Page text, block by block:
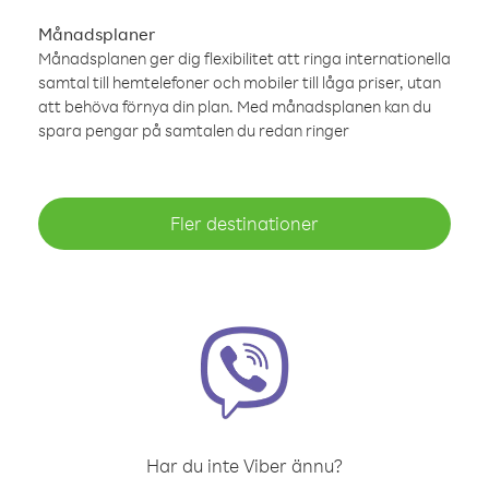
Månadsplaner
Månadsplanen ger dig flexibilitet att ringa internationella
samtal till hemtelefoner och mobiler till låga priser, utan
att behöva förnya din plan. Med månadsplanen kan du
spara pengar på samtalen du redan ringer
Fler destinationer
Har du inte Viber ännu?